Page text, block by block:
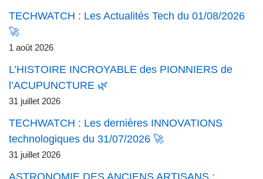
TECHWATCH : Les Actualités Tech du 01/08/2026
🚀
1 août 2026
L’HISTOIRE INCROYABLE des PIONNIERS de
l’ACUPUNCTURE 🌿
31 juillet 2026
TECHWATCH : Les dernières INNOVATIONS
technologiques du 31/07/2026 🚀
31 juillet 2026